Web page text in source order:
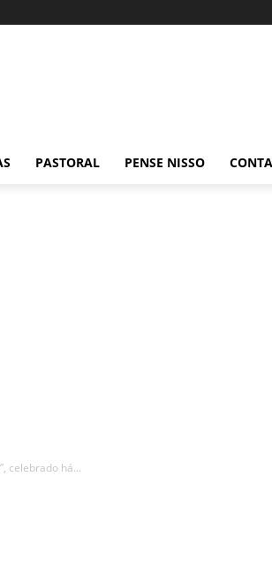
PASTORAL PENSE NISSO
celebrado há...